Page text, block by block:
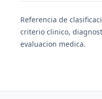
Referencia de
criterio clinico,
evaluacion medica.